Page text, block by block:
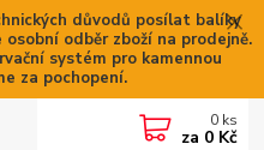
důvodů posílat balíky
odběr zboží na prodejně.
systém pro kamennou
za pochopení.
0 ks
za 0 Kč